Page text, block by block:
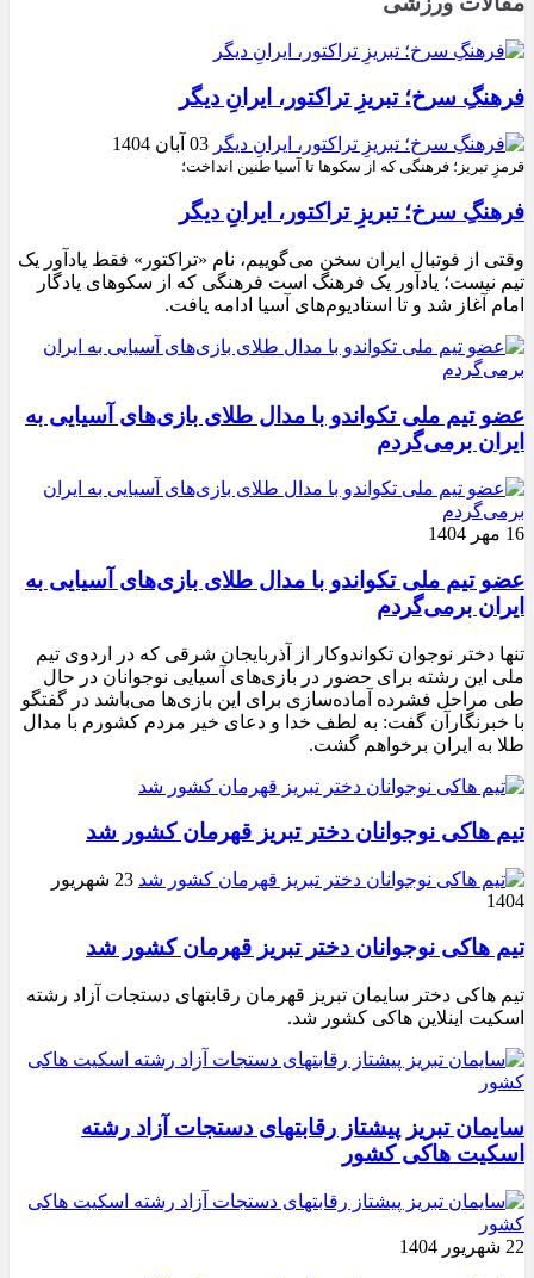
فرهنگِ سرخ؛ تبریزِ تراکتور، ایرانِ دیگر
03 آبان 1404
قرمزِ تبریز؛ فرهنگی که از سکوها تا آسیا طنین انداخت؛
فرهنگِ سرخ؛ تبریزِ تراکتور، ایرانِ دیگر
وقتی از فوتبال ایران سخن می‌گوییم، نام «تراکتور» فقط یادآور یک
تیم نیست؛ یادآور یک فرهنگ است فرهنگی که از سکوهای یادگار
امام آغاز شد و تا استادیوم‌های آسیا ادامه یافت.
عضو تیم ملی تکواندو با مدال طلای بازی‌های آسیایی به
ایران برمی‌گردم
16 مهر 1404
عضو تیم ملی تکواندو با مدال طلای بازی‌های آسیایی به
ایران برمی‌گردم
تنها دختر نوجوان تکواندوکار از آذربایجان شرقی که در اردوی تیم
ملی این رشته برای حضور در بازی‌های آسیایی نوجوانان در حال
طی مراحل فشرده آماده‌سازی برای این بازی‌ها می‌باشد در گفتگو
با خبرنگارآن گفت: به لطف خدا و دعای خیر مردم کشورم با مدال
طلا به ایران برخواهم گشت.
تیم هاکی نوجوانان دختر تبریز قهرمان کشور شد
23 شهریور
1404
تیم هاکی نوجوانان دختر تبریز قهرمان کشور شد
تیم هاکی دختر سایمان تبریز قهرمان رقابتهای دستجات آزاد رشته
اسکیت اینلاین هاکی کشور شد.
سایمان تبریز پیشتاز رقابتهای دستجات آزاد رشته
اسکیت هاکی کشور
22 شهریور 1404